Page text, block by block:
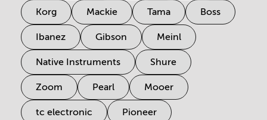
Korg Mackie Tama Boss
Ibanez Gibson Meinl
Native Instruments Shure
Zoom Pearl Mooer
tc electronic Pioneer